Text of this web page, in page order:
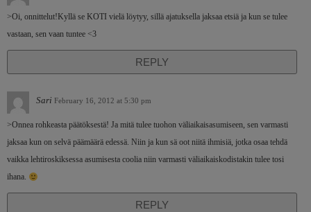
>Oi, onnittelut!Kyllä se KOTI vielä löytyy, sillä ajatuksella jaksaa etsiä ja kun se tulee
vastaan, sen vaan tuntee <3
REPLY
Sari February 16, 2012 at 5:30 pm
>Onnea rohkeasta päätöksestä! Ja mitä tulee tuohon väliaikaisasumiseen, sen varmasti
jaksaa kun on selvä päämäärä edessä. Niin ja kun sä oot niitä ihmisiä, jotka osaa tehdä
vaikka lehtiroskiksessa asumisesta coolia niin varmasti väliaikaiskodistakin tulee tosi
ihana.
REPLY